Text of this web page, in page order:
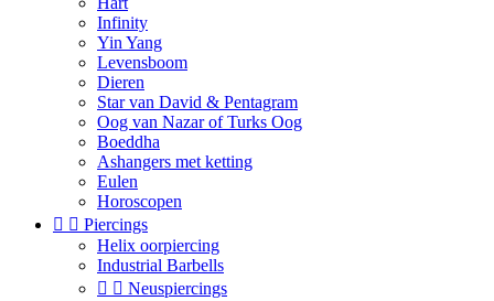
Infinity
Yin Yang
Levensboom
Dieren
Star van David & Pentagram
Oog van Nazar of Turks Oog
Boeddha
Ashangers met ketting
Eulen
Horoscopen
  Piercings
Helix oorpiercing
Industrial Barbells
  Neuspiercings